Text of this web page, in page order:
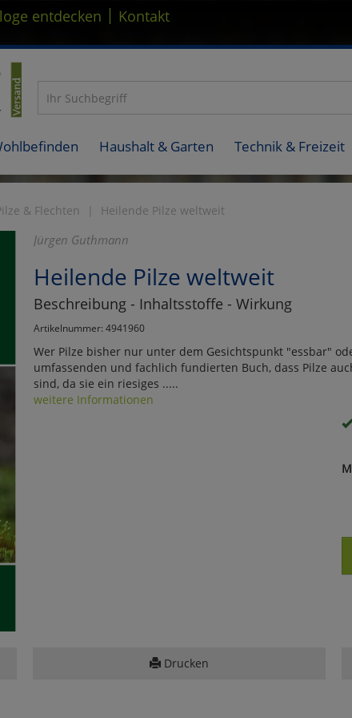
entdecken | Kontakt
Haushalt & Garten Technik & Freizeit
& Flechten Heilende Pilze weltweit
Jürgen Guthmann
Heilende Pilze weltweit
Beschreibung - Inhaltsstoffe - Wirkung
Artikelnummer: 4941960
Wer Pilze bisher nur unter dem Gesichtspunkt "essbar"
umfassenden und fachlich fundierten Buch, dass Pilze
sind, da sie ein riesiges .....
weitere Informationen
Drucken